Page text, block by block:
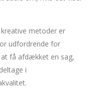
metoder er
udfordrende for
få afdækket en sag,
i